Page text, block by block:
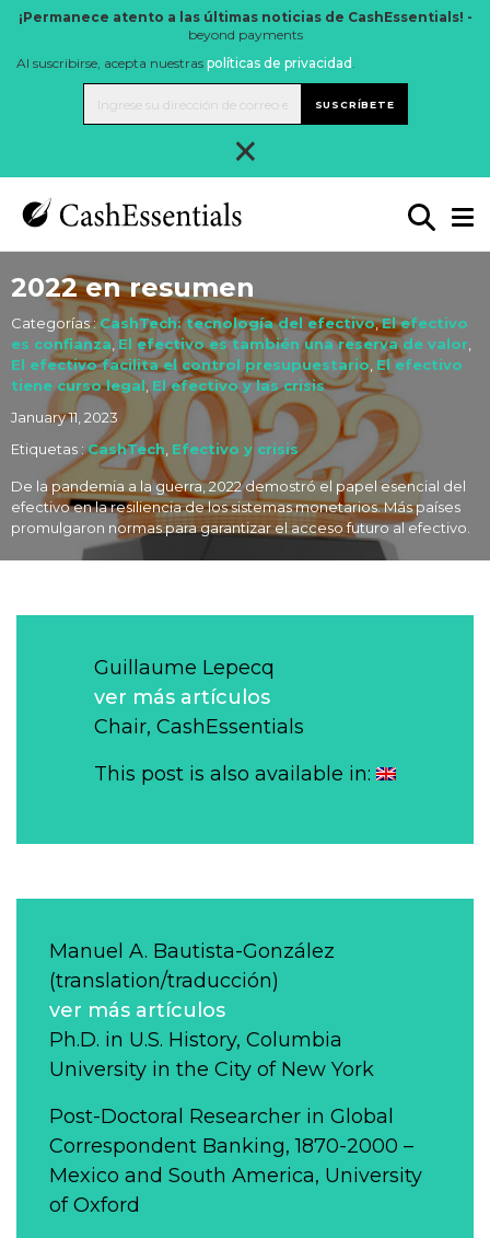
¡Permanece atento a las últimas noticias de CashEssentials! -
beyond payments
Al suscribirse, acepta nuestras políticas de privacidad .
SUSCRÍBETE
×
2022 en resumen
Categorías :CashTech: tecnología del efectivo,El efectivo
es confianza, El efectivo es también una reserva de valor
El efectivo facilita el control presupuestario El efectivo
tiene curso legal, El efectivo y las crisis
January 11, 2023
Etiquetas :CashTech Efectivo y crisis
De la pandemia a la guerra, 2022 demostró el papel esencial del
efectivo en la resiliencia de los sistemas monetarios. Más países
promulgaron normas para garantizar el acceso futuro al efectivo.
Guillaume Lepecq
ver más artículos
Chair, CashEssentials
This post is also available in:
Manuel A. Bautista-González
(translation/traducción)
ver más artículos
Ph.D. in U.S. History, Columbia
University in the City of New York
Post-Doctoral Researcher in Global
Correspondent Banking, 1870-2000 –
Mexico and South America, University
of Oxford